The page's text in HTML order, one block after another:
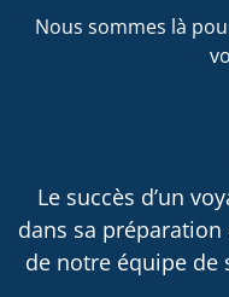
Nous sommes là
Le succès d’un
dans sa préparation
de notre équipe de